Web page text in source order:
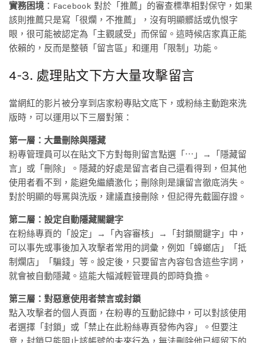
實務困境 ：Facebook 對於「推薦」的審查標準相對保守，如果
該則推薦只是寫「很爛，不推薦」，沒有明顯髒話或仇恨字
眼，很可能被認定為「主觀感受」而保留。這時候店家真正能
依賴的，反而是整頓「留言區」和運用「限制」功能。
4-3. 處理貼文下方大量攻擊留言
當網紅的影片被分享到店家粉專貼文底下，或粉絲主動跑來洗
版時，可以運用以下三層對策：
第一層：大量刪除與隱藏
粉專管理員可以在貼文下方對每則留言點選「⋯」→「隱藏留
言」或「刪除」。隱藏的好處是留言者自己還看得到，但其他
使用者看不到，能避免繼續激化；刪除則是讓留言徹底消失。
對於明顯的辱罵與洗版，建議直接刪除，但記得先截圖存證。
第二層：設定自動隱藏關鍵字
在粉絲專頁的「設定」→「內容審核」→「封鎖關鍵字」中，
可以事先或事後加入攻擊者常用的詞彙，例如「蟑螂店」「抵
制爛店」「騙錢」等。設定後，只要留言內容包含這些字詞，
就會被自動隱藏。這能大幅減輕管理員的即時負擔。
第三層：對惡意使用者禁言或封鎖
點入攻擊者的個人頁面，在粉專的互動記錄中，可以對該使用
者選擇「封鎖」或「禁止在此粉絲專頁發佈內容」。但要注